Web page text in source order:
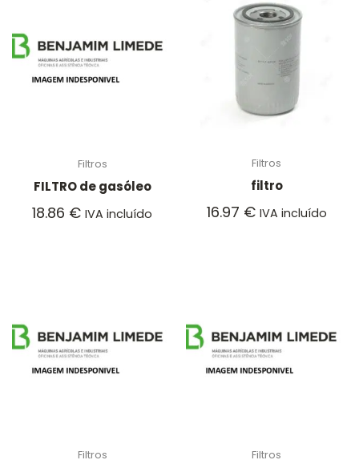
Filtros
FILTRO de gasóleo
18.86 € IVA incluído
Filtros
filtro
16.97 € IVA incluído
Filtros Filtros